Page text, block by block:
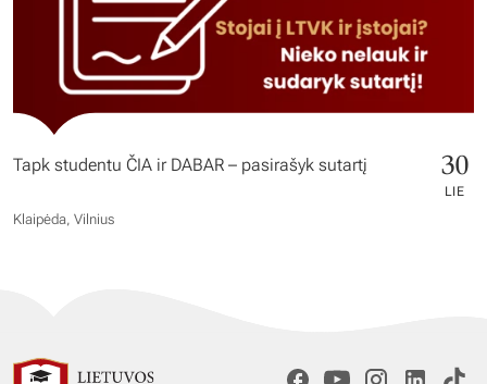
Tapk studentu ČIA ir DABAR – pasirašyk sutartį 30
LIE
Klaipėda, Vilnius